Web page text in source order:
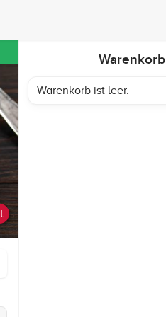
Warenkorb
Warenkorb ist leer.